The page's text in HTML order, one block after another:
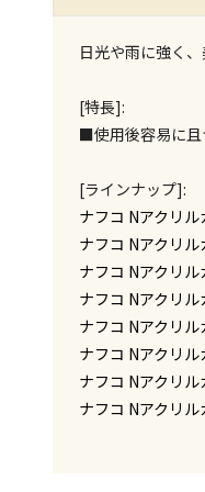
日光や雨に強く
[特長]:
■使用後容易に且
[ラインナップ]:
ナフコ Nアクリ
ナフコ Nアクリ
ナフコ Nアクリ
ナフコ Nアクリ
ナフコ Nアクリ
ナフコ Nアクリ
ナフコ Nアクリ
ナフコ Nアクリ